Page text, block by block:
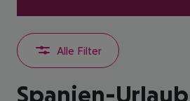
Alle Filter
Spanien-